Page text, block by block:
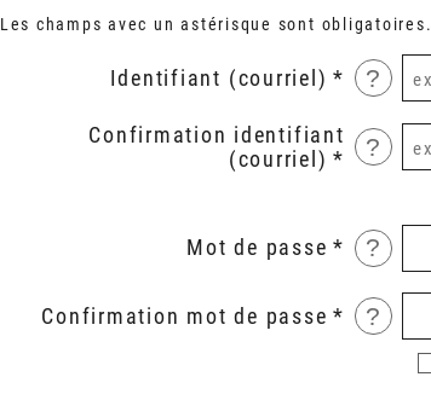
Les champs avec un astérisque sont obligatoires.
Identifiant (courriel) ?
Confirmation identifiant
(courriel)
?
Mot de passe ?
Confirmation mot de passe ?